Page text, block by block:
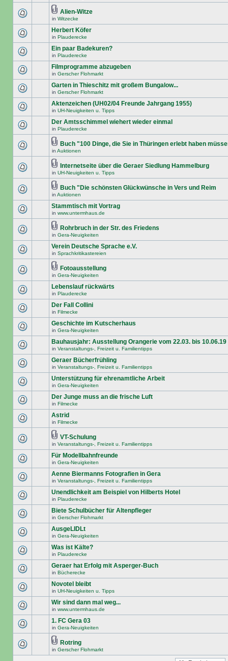
Alien-Witze
in Witzecke
Herbert Köfer
in Plauderecke
Ein paar Badekuren?
in Plauderecke
Filmprogramme abzugeben
in Gerscher Flohmarkt
Garten in Thieschitz mit großem Bungalow...
in Gerscher Flohmarkt
Aktenzeichen (UH02/04 Freunde Jahrgang 1955)
in UH-Neuigkeiten u. Tipps
Der Amtsschimmel wiehert wieder einmal
in Plauderecke
Buch "100 Dinge, die Sie in Thüringen erlebt haben
in Auktionen
Internetseite über die Geraer Siedlung Hammelburg
in UH-Neuigkeiten u. Tipps
Buch "Die schönsten Glückwünsche in Vers und Reim
in Auktionen
Stammtisch mit Vortrag
in www.untermhaus.de
Rohrbruch in der Str. des Friedens
in Gera-Neuigkeiten
Verein Deutsche Sprache e.V.
in Sprachkritikastereien
Fotoausstellung
in Gera-Neuigkeiten
Lebenslauf rückwärts
in Plauderecke
Der Fall Collini
in Filmecke
Geschichte im Kutscherhaus
in Gera-Neuigkeiten
Bauhausjahr: Ausstellung Orangerie vom 22.03. bis 10.06.19
in Veranstaltungs-, Freizeit u. Familientipps
Geraer Bücherfrühling
in Veranstaltungs-, Freizeit u. Familientipps
Unterstützung für ehrenamtliche Arbeit
in Gera-Neuigkeiten
Der Junge muss an die frische Luft
in Filmecke
Astrid
in Filmecke
VT-Schulung
in Veranstaltungs-, Freizeit u. Familientipps
Für Modellbahnfreunde
in Gera-Neuigkeiten
Aenne Biermanns Fotografien in Gera
in Veranstaltungs-, Freizeit u. Familientipps
Unendlichkeit am Beispiel von Hilberts Hotel
in Plauderecke
Biete Schulbücher für Altenpfleger
in Gerscher Flohmarkt
AusgeLIDLt
in Gera-Neuigkeiten
Was ist Kälte?
in Plauderecke
Geraer hat Erfolg mit Asperger-Buch
in Bücherecke
Novotel bleibt
in UH-Neuigkeiten u. Tipps
Wir sind dann mal weg...
in www.untermhaus.de
1. FC Gera 03
in Gera-Neuigkeiten
Rotring
in Gerscher Flohmarkt